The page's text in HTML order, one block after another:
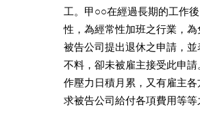
工。甲○○在經過長期的工作
性，為經常性加班之行業，
被告公司提出退休之申請，
不料，卻未被雇主接受此申
作壓力日積月累，又有雇主
求被告公司給付各項費用等